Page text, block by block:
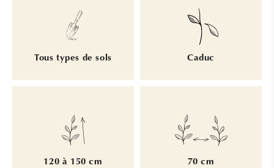
Tous types de sols Caduc
120 à 150 cm 70 cm